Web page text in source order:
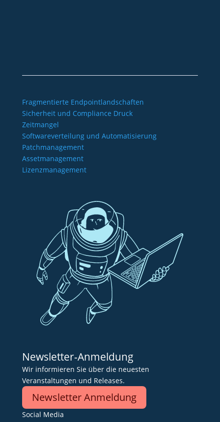
Fragmentierte Endpointlandschaften
Sicherheit und Compliance Druck
Zeitmangel
Softwareverteilung und Automatisierung
Patchmanagement
Assetmanagement
Lizenzmanagement
Newsletter-Anmeldung
Wir informieren Sie über die neuesten
Veranstaltungen und Releases.
Newsletter Anmeldung
Social Media